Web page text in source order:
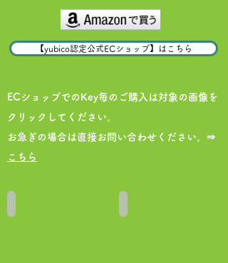
【yubico認定公式ECショップ】はこちら
ECショップでのKey毎のご購入は対象の画像を
クリックしてください。
​お急ぎの場合は直接お問い合わせください。⇒
こちら